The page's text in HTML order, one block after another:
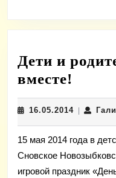
Дети и
вместе!
и
16.05.2014
15 мая 2014 года в
Сновское
игровой праздник